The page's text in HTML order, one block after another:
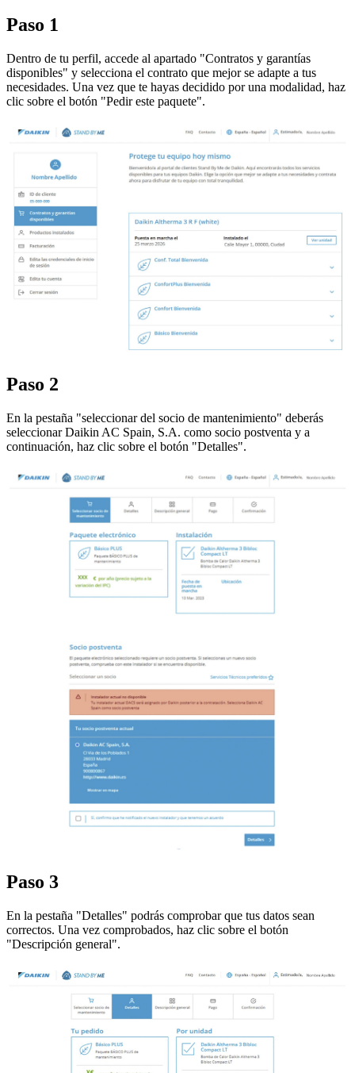
Paso 1
Dentro de tu perfil, accede al apartado "Contratos y garantías
disponibles" y selecciona el contrato que mejor se adapte a tus
necesidades. Una vez que te hayas decidido por una modalidad, haz
clic sobre el botón "Pedir este paquete".
Paso 2
En la pestaña "seleccionar del socio de mantenimiento" deberás
seleccionar Daikin AC Spain, S.A. como socio postventa y a
continuación, haz clic sobre el botón "Detalles".
Paso 3
En la pestaña "Detalles" podrás comprobar que tus datos sean
correctos. Una vez comprobados, haz clic sobre el botón
"Descripción general".